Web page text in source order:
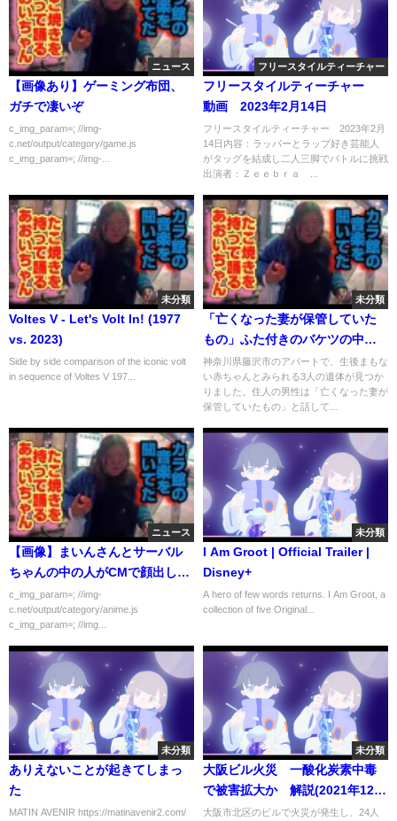
ニュース
【画像あり】ゲーミング布団、
ガチで凄いぞ
c_img_param=; //img-
c.net/output/category/game.js
c_img_param=; //img-...
フリースタイルティーチャー
フリースタイルティーチャー
動画 2023年2月14日
フリースタイルティーチャー 2023年2月
14日内容：ラッパーとラップ好き芸能人
がタッグを結成し二人三脚でバトルに挑戦
出演者：Ｚｅｅｂｒａ ...
未分類
Voltes V - Let's Volt In! (1977
vs. 2023)
Side by side comparison of the iconic volt
in sequence of Voltes V 197...
未分類
「亡くなった妻が保管していた
もの」ふた付きのバケツの中か
ら3人の遺体見つかる 生後まも
ない赤ちゃんか 神奈川・藤沢
市｜TBS NEWS DIG
神奈川県藤沢市のアパートで、生後まもな
い赤ちゃんとみられる3人の遺体が見つか
りました。住人の男性は「亡くなった妻が
保管していたもの」と話して...
ニュース
【画像】まいんさんとサーバル
ちゃんの中の人がCMで顔出し共
演
c_img_param=; //img-
c.net/output/category/anime.js
c_img_param=; //img...
未分類
I Am Groot | Official Trailer |
Disney+
A hero of few words returns. I Am Groot, a
collection of five Original...
未分類
ありえないことが起きてしまっ
た
MATIN AVENIR https://matinavenir2.com/
未分類
大阪ビル火災 一酸化炭素中毒
で被害拡大か 解説(2021年12月
17日)
大阪市北区のビルで火災が発生し、24人